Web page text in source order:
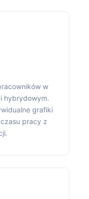
w
hybrydowym.
grafiki
pracy z